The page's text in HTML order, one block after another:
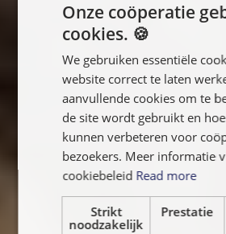
Onze coöperatie
cookies. 🍪
We gebruiken essentiële
website correct te laten
aanvullende cookies om te
de site wordt gebruikt en
kunnen verbeteren voor
bezoekers. Meer informatie
cookiebeleid Read more
Strikt
noodzakelijk
Prestatie